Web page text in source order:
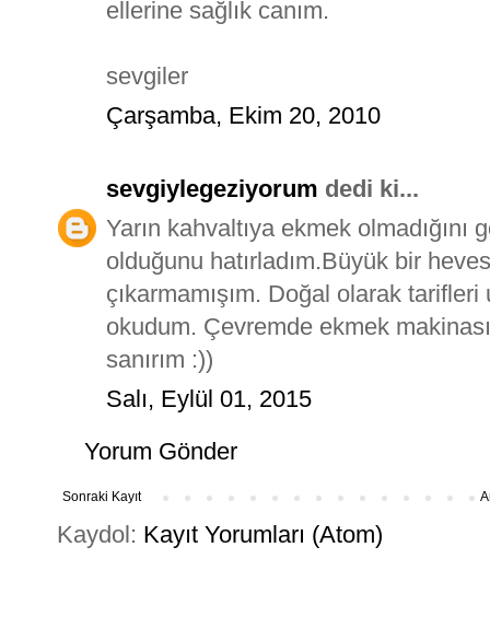
ellerine sağlık canım.
sevgiler
Çarşamba, Ekim 20, 2010
sevgiylegeziyorum dedi ki...
Yarın kahvaltıya ekmek
olduğunu hatırladım.Büyük bir
çıkarmamışım. Doğal olarak
okudum. Çevremde ekmek
sanırım :))
Salı, Eylül 01, 2015
Yorum Gönder
Sonraki Kayıt
Kaydol: Kayıt Yorumları (Atom)